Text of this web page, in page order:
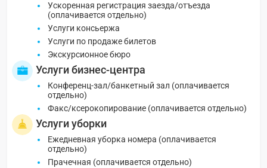
Ускоренная регистрация заезда/отъезда
(оплачивается отдельно)
Услуги консьержа
Услуги по продаже билетов
Экскурсионное бюро
Услуги бизнес-центра
Конференц-зал/банкетный зал (оплачивается
отдельно)
Факс/ксерокопирование (оплачивается отдельно)
Услуги уборки
Ежедневная уборка номера (оплачивается
отдельно)
Прачечная (оплачивается отдельно)